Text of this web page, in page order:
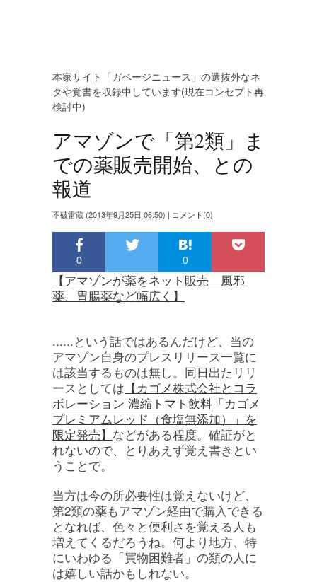
本家サイト「ガベージニュース」の選抜外なネ
タや覚書を収録中しています(現在コンセプト再
検討中)
アマゾンで「第2類」ま
での薬販売開始、との
報道
不破雷蔵 (2013年9月25日 06:50) | コメント(0)
0 0
【アマゾンが薬をネット販売 風邪
薬、胃腸薬など幅広く】
......という話ではあるんだけど、当の
アマゾン自身のプレスリリース一覧に
は該当するものは無し。同日出たリリ
ースとしては 【カゴメ株式会社とコラ
ボレーション 濃縮トマト飲料「カゴメ
プレミアムレッド（食塩無添加）」を
限定発売】 などがある程度。確証がと
れないので、とりあえず覚え書きとい
うことで。
当方は今の所必要性は覚えないけど、
第2類の薬もアマゾン経由で購入できる
となれば、色々と便利さを覚える人も
増えてくるだろうね。何より地方、特
にいわゆる「買物困難者」の類の人に
は嬉しい話かもしれない。